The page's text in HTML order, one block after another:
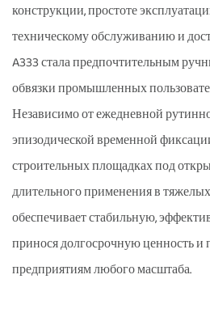
конструкции, простоте
техническому обслуживанию и
A333 стала предпочтительным
обвязки промышленных
Независимо от ежедневной
эпизодической временной
строительных площадках под
длительного применения в
обеспечивает стабильную,
принося долгосрочную ценность и
предприятиям любого масштаба.